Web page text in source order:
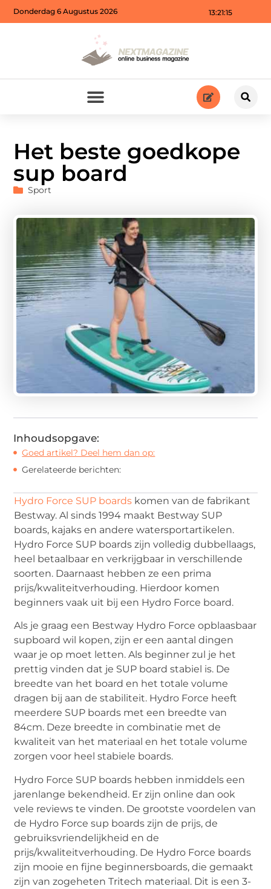
13:21:16
Donderdag 6 Augustus 2026
Het beste goedkope
sup board
Sport
Inhoudsopgave:
Goed artikel? Deel hem dan op:
Gerelateerde berichten:
Hydro Force SUP boards komen van de fabrikant
Bestway. Al sinds 1994 maakt Bestway SUP
boards, kajaks en andere watersportartikelen.
Hydro Force SUP boards zijn volledig dubbellaags,
heel betaalbaar en verkrijgbaar in verschillende
soorten. Daarnaast hebben ze een prima
prijs/kwaliteitverhouding. Hierdoor komen
beginners vaak uit bij een Hydro Force board.
Als je graag een Bestway Hydro Force opblaasbaar
supboard wil kopen, zijn er een aantal dingen
waar je op moet letten. Als beginner zul je het
prettig vinden dat je SUP board stabiel is. De
breedte van het board en het totale volume
dragen bij aan de stabiliteit. Hydro Force heeft
meerdere SUP boards met een breedte van
84cm. Deze breedte in combinatie met de
kwaliteit van het materiaal en het totale volume
zorgen voor heel stabiele boards.
Hydro Force SUP boards hebben inmiddels een
jarenlange bekendheid. Er zijn online dan ook
vele reviews te vinden. De grootste voordelen van
de Hydro Force sup boards zijn de prijs, de
gebruiksvriendelijkheid en de
prijs/kwaliteitverhouding. De Hydro Force boards
zijn mooie en fijne beginnersboards, die gemaakt
zijn van zogeheten Tritech materiaal. Dit is een 3-